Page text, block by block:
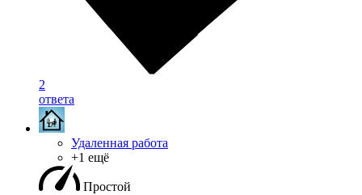
2
ответа
Удаленная работа
+1 ещё
Простой